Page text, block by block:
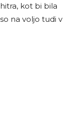
kot bi bila
na voljo tudi v